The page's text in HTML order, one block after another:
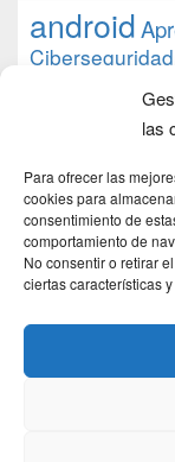
las
Para ofrecer las
cookies para
consentimiento de
comportamiento de
No consentir o retirar
ciertas características
android
datos
Formación
proyecto PS4 python
raspbian
transmission